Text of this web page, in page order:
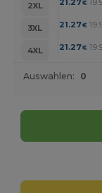
2XL
21.27€
3XL
21.27€
4XL
21.27€
Auswahlen: 0